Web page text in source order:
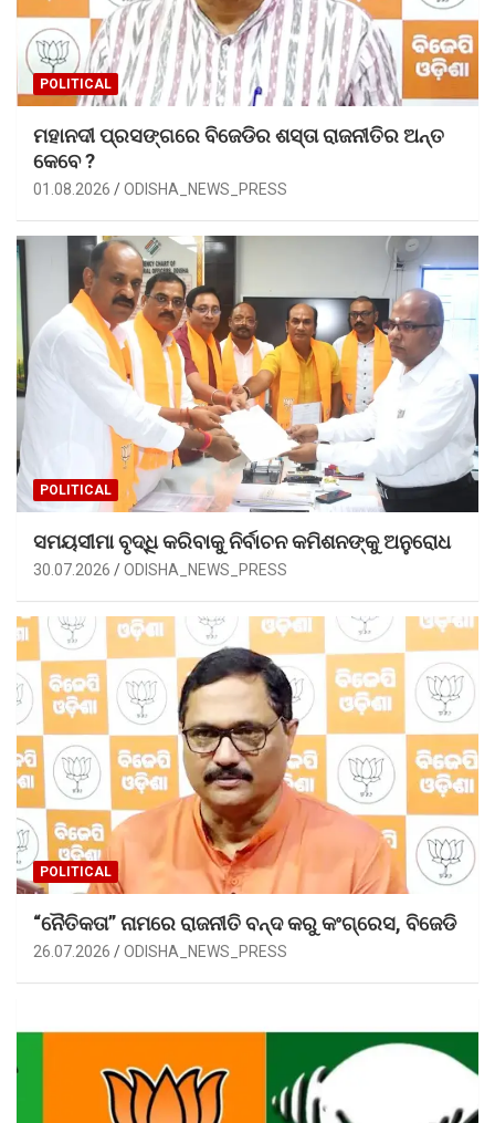
POLITICAL
ମହାନଦୀ ପ୍ରସଙ୍ଗରେ ବିଜେଡିର ଶସ୍ତା ରାଜନୀତିର ଅନ୍ତ
କେବେ ?
01.08.2026 ODISHA_NEWS_PRESS
POLITICAL
ସମୟସୀମା ବୃଦ୍ଧି କରିବାକୁ ନିର୍ବାଚନ କମିଶନଙ୍କୁ ଅନୁରୋଧ
30.07.2026 ODISHA_NEWS_PRESS
POLITICAL
“ନୈତିକତା” ନାମରେ ରାଜନୀତି ବନ୍ଦ କରୁ କଂଗ୍ରେସ, ବିଜେଡି
26.07.2026 ODISHA_NEWS_PRESS